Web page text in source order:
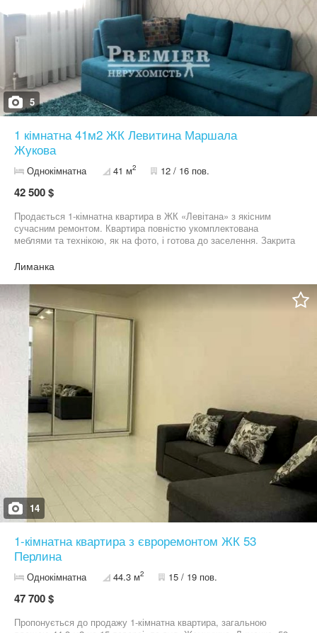
5
1 кімнатна 41м2 ЖК Левитина Маршала
Жукова
Однокімнатна 41 м2 12 / 16 пов.
42 500 $
Продається 1-кімнатна квартира в ЖК «Левітана» з якісним
сучасним ремонтом. Квартира повністю укомплектована
меблями та технікою, як на фото, і готова до заселення. Закрита
забезпечує комфорт і безпеку. Розвинена інфраструктура
автостоянка. Чудовий варіант як для проживання, так і для
інвестиції. Телефонуйте!
Лиманка
14
1-кімнатна квартира з євроремонтом ЖК 53
Перлина
Однокімнатна 44.3 м2 15 / 19 пов.
47 700 $
Пропонується до продажу 1-кімнатна квартира, загальною